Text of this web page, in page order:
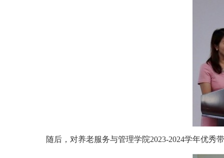
随后，对养老服务与管理学院2023-2024学年优秀